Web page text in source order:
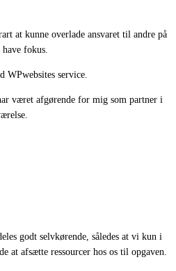
at kunne overlade ansvaret til andre på
fokus.
WPwebsites service.
været afgørende for mig som partner i
godt selvkørende, således at vi kun i
at afsætte ressourcer hos os til opgaven.